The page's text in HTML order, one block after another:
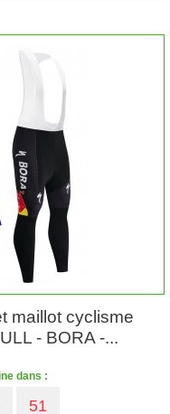
maillot cyclisme
- BORA -...
dans :
50